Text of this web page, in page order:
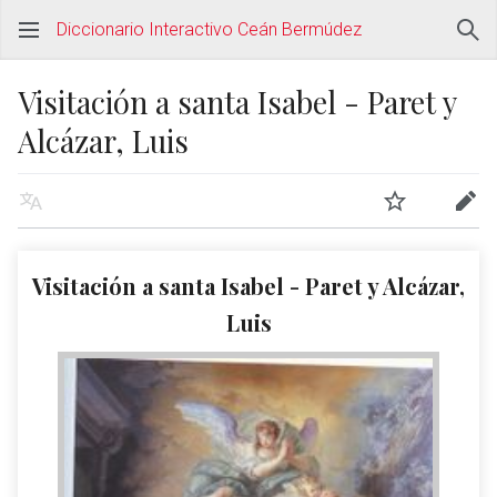
Diccionario Interactivo Ceán Bermúdez
Visitación a santa Isabel - Paret y
Alcázar, Luis
Visitación a santa Isabel - Paret y Alcázar,
Luis